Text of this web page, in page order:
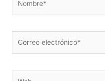
electrónico*